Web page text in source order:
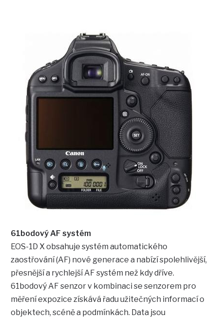
61bodový AF systém
EOS-1D X obsahuje systém automatického
zaostřování (AF) nové generace a nabízí spolehlivější,
přesnější a rychlejší AF systém než kdy dříve.
61bodový AF senzor v kombinaci se senzorem pro
měření expozice získává řadu užitečných informací o
objektech, scéně a podmínkách. Data jsou